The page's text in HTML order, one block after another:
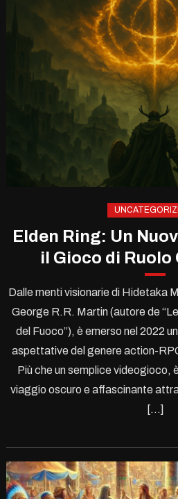
Elden Ring: Un
il Gioco di Ruolo
Dalle menti visionarie di Hidetaka
George R.R. Martin (autore de
del Fuoco”), è emerso nel 2022
aspettative del genere action-
Più che un semplice videogioco,
viaggio oscuro e affascinante
[…]